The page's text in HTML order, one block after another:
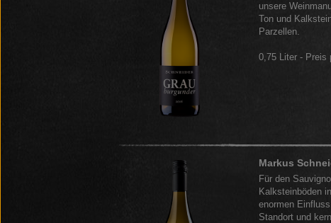
unsere
Ton und
Parzellen.
0,75 Liter - Preis
Markus
Für den
Kalksteinböden
enormen
Standort und